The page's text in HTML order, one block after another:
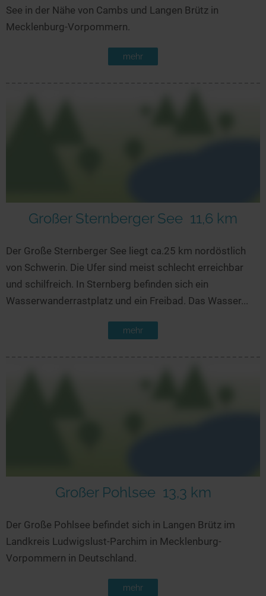
See in der Nähe von Cambs und Langen Brütz in
Mecklenburg-Vorpommern.
mehr
Großer Sternberger See 11,6 km
Der Große Sternberger See liegt ca.25 km nordöstlich
von Schwerin. Die Ufer sind meist schlecht erreichbar
und schilfreich. In Sternberg befinden sich ein
Wasserwanderrastplatz und ein Freibad. Das Wasser...
mehr
Großer Pohlsee 13,3 km
Der Große Pohlsee befindet sich in Langen Brütz im
Landkreis Ludwigslust-Parchim in Mecklenburg-
Vorpommern in Deutschland.
mehr